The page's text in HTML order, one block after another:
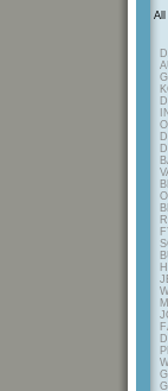
All